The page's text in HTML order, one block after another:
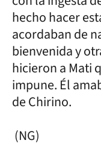
hecho hacer
acordaban de
bienvenida y
hicieron a Mati
impune. Él
de Chirino.
(NG)